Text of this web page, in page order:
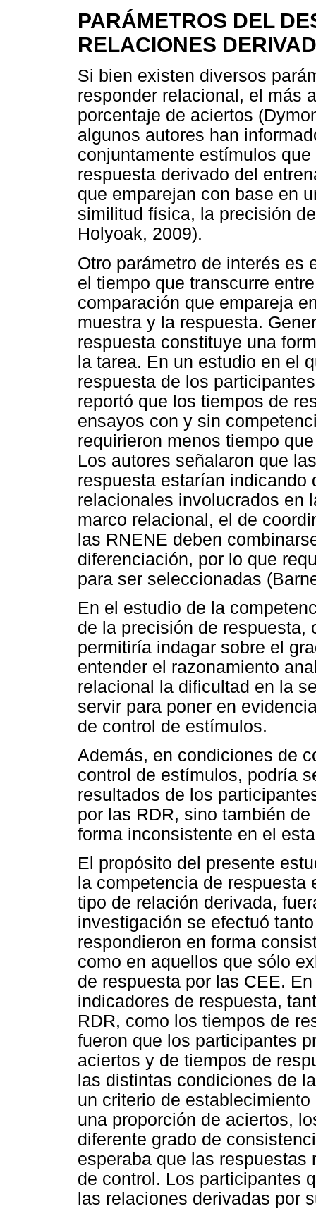
PARÁMETROS DEL
RELACIONES
Si bien existen diversos
responder relacional, el más
porcentaje de aciertos
algunos autores han
conjuntamente estímulos
respuesta derivado del
que emparejan con base en
similitud física, la precisión
Holyoak, 2009).
Otro parámetro de interés es
el tiempo que transcurre
comparación que empareja
muestra y la respuesta.
respuesta constituye una
la tarea. En un estudio en el
respuesta de los
reportó que los tiempos de
ensayos con y sin
requirieron menos tiempo
Los autores señalaron que
respuesta estarían
relacionales involucrados en
marco relacional, el de
las RNENE deben
diferenciación, por lo que
para ser seleccionadas
En el estudio de la
de la precisión de respuesta,
permitiría indagar sobre el
entender el razonamiento
relacional la dificultad en la
servir para poner en
de control de estímulos.
Además, en condiciones de
control de estímulos, podría
resultados de los
por las RDR, sino también
forma inconsistente en el
El propósito del presente
la competencia de
tipo de relación derivada,
investigación se efectuó
respondieron en forma
como en aquellos que sólo
de respuesta por las CEE.
indicadores de respuesta,
RDR, como los tiempos de
fueron que los participantes
aciertos y de tiempos de
las distintas condiciones de
un criterio de
una proporción de aciertos,
diferente grado de
esperaba que las respuestas
de control. Los participantes
las relaciones derivadas por